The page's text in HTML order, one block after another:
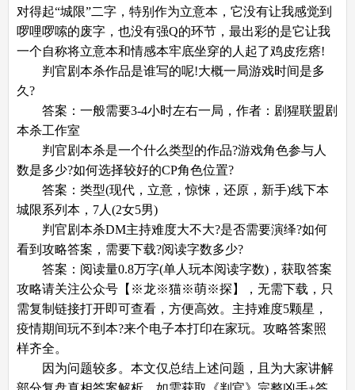
对得起“城限”二字，特别作为立意本，它没有让我感觉到
啰哩啰嗦的废字，也没有强Q的环节，最出彩的是它让我
一个自称将立意本和情感本牢底坐穿的人起了鸡皮疙瘩!
判官剧本杀作品是谁写的呢!大概一局游戏时间是多
久?
答案：一般需要3-4小时左右一局，作者：剧猩联盟剧
本杀工作室
判官剧本杀是一个什么类型的作品?游戏角色参与人
数是多少?如何选择较好的CP角色位置?
答案：类型(现代，立意，惊悚，还原，新手)线下本
城限系列本，7人(2女5男)
判官剧本杀DM主持难度大不大?是否需要演绎?如何
看到攻略答案，需要下载?阅读字数多少?
答案：阅读量0.8万字(单人玩本阅读字数)，获取答案
攻略请关注公众号【※龙※猫※萌※探】，无需下载，只
需复制链接打开即可查看，方便高效。主持难度5颗星，
疫情期间玩不到本?来个电子本打印在家玩。攻略答案照
样齐全。
因为问题较多。本文仅总结上述问题，且为大家讲解